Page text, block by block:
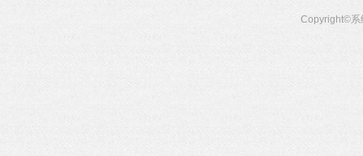
Copyright©系